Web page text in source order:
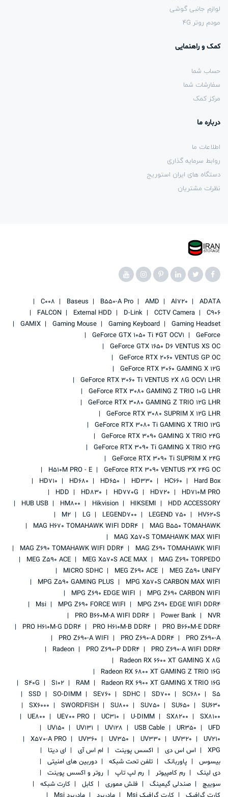
لوازم جانبی گوشی
مودم روتر 4G
کمک و راهنمایی
حساب شما
سفارشات شما
مرکز کمک
درباره ما
اطلاعات ما
روابط سرمایه گذاری
دستگاه های ایران استوریج
نظرات مشتریان
ADATA
AI720
AMD
B550-A Pro
Baseus
C008
C906
CCTV Camera
D-Link
External HDD
FALCON
Gaming Headset
Gaming Keyboard
Gaming Mouse
GAMIX
GeForce
GeForce GTX 1050 Ti 4GT OCV1
GeForce GTX 1650 D6 VENTUS XS OC
GeForce RTX 2060 VENTUS GP OC
GeForce RTX 3060 GAMING X 12G
GeForce RTX 3060 Ti VENTUS 2X 8G OCV1 LHR
GeForce RTX 3080 GAMING Z TRIO 10G LHR
GeForce RTX 3080 GAMING Z TRIO 12G LHR
GeForce RTX 3080 SUPRIM X 12G LHR
GeForce RTX 3080 Ti GAMING X TRIO 12G
GeForce RTX 3090 GAMING X TRIO 24G
GeForce RTX 3090 Ti GAMING X TRIO 24G
GeForce RTX 3090 Ti SUPRIM X 24G
GeForce RTX 3090 VENTUS 3X 24G OC
H510M PRO - E
Hard Box
HC660
HD330
HD650
HD680
HD710
HD710M PRO
HD720
HD770G
HD830
HDD
HDD ACCESSORY
HIKSEMI
Hikvision
HM800
HUB USB
HV620S
LEGEND 750
LEGEND700
LG
M2
MAG B550 TOMAHAWK
MAG H670 TOMAHAWK WIFI DDR4
MAG X570S TOMAHAWK MAX WIFI
MAG Z690 TOMAHAWK WIFI
MAG Z690 TOMAHAWK WIFI DDR4
MAG Z690 TORPEDO
MEG X570S ACE MAX
MEG Z590 ACE
MEG Z590 UNIFY
MEG Z690 ACE
MICRO SDHC
MPG X570S CARBON MAX WIFI
MPG Z590 GAMING PLUS
MPG Z690 CARBON WIFI
MPG Z690 EDGE WIFI
MPG Z690 EDGE WIFI DDR4
MPG Z690 FORCE WIFI
Msi
NVR
Power Bank
PRO B660M-A WIFI DDR4
PRO B660M-E DDR4
PRO H610M-B DDR4
PRO H610M-G DDR4
PRO Z690-A
PRO Z690-A DDR4
PRO Z690-A WIFI
PRO Z690-A WIFI DDR4
PRO Z690-P DDR4
Radeon
Radeon RX 6600 XT GAMING X 8G
Radeon RX 6800 XT GAMING Z TRIO 16G
Radeon RX 6900 XT GAMING X TRIO 16G
RAM
S102
S40G
S5
SC680
SD700
SDHC
SE760
SO-DIMM
SSD
SU630
SU650
SU750
SU800
SWORDFISH
SX6000
SX8100
SX8200
U-DIMM
UC310
UE700 PRO
UE800
UFD
UR350
USB Cable
UV128
UV131
UV150
UV210
UV320
UV330
UV350
UV360
X570-A PRO
XPG
اس اس دی اکسس پوینت ام اس آی
ای دیتا
بیسوس
پاوربانک تلفن تحت شبکه
دوربین های امنیتی
دی لینک
رم کامپیوتر رم لپ تاپ
روتر و اکسس پوینت
سوییچ
صندلی گیمینگ فلش مموری کابل
کارت شبکه